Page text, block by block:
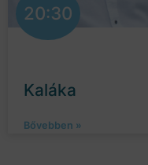
20:30
Kaláka
Bővebben »